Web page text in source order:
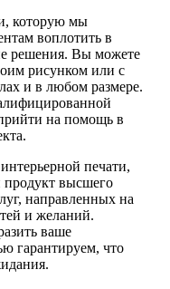
которую мы
воплотить в
решения. Вы можете
рисунком или с
и в любом размере.
на помощь в
печати,
продукт высшего
направленных на
и желаний.
ваше
гарантируем, что